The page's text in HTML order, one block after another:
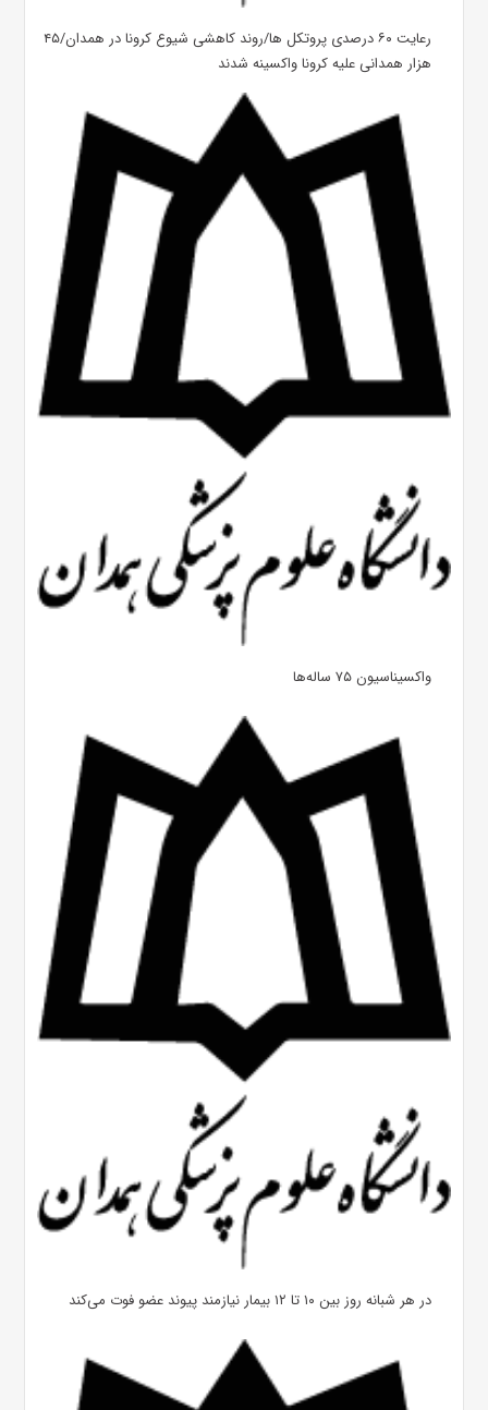
رعایت ۶۰ درصدی پروتکل ها/روند کاهشی شیوع کرونا در همدان/۴۵
هزار همدانی علیه کرونا واکسینه شدند
واکسیناسیون ۷۵ ساله‌ها
در هر شبانه روز بین ۱۰ تا ۱۲ بیمار نیازمند پیوند عضو فوت می‌کند